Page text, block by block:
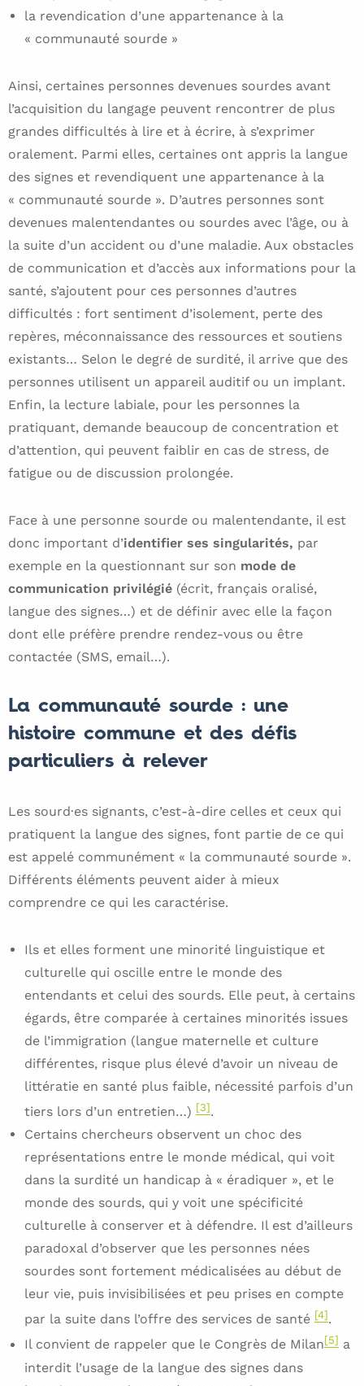
la revendication d’une appartenance à la
« communauté sourde »
Ainsi, certaines personnes devenues sourdes avant
l’acquisition du langage peuvent rencontrer de plus
grandes difficultés à lire et à écrire, à s’exprimer
oralement. Parmi elles, certaines ont appris la langue
des signes et revendiquent une appartenance à la
« communauté sourde ». D’autres personnes sont
devenues malentendantes ou sourdes avec l’âge, ou à
la suite d’un accident ou d’une maladie. Aux obstacles
de communication et d’accès aux informations pour la
santé, s’ajoutent pour ces personnes d’autres
difficultés : fort sentiment d’isolement, perte des
repères, méconnaissance des ressources et soutiens
existants… Selon le degré de surdité, il arrive que des
personnes utilisent un appareil auditif ou un implant.
Enfin, la lecture labiale, pour les personnes la
pratiquant, demande beaucoup de concentration et
d’attention, qui peuvent faiblir en cas de stress, de
fatigue ou de discussion prolongée.
Face à une personne sourde ou malentendante, il est
donc important d’identifier ses singularités, par
exemple en la questionnant sur son mode de
communication privilégié (écrit, français oralisé,
langue des signes…) et de définir avec elle la façon
dont elle préfère prendre rendez-vous ou être
contactée (SMS, email…).
La communauté sourde : une
histoire commune et des défis
particuliers à relever
Les sourd·es signants, c’est-à-dire celles et ceux qui
pratiquent la langue des signes, font partie de ce qui
est appelé communément « la communauté sourde ».
Différents éléments peuvent aider à mieux
comprendre ce qui les caractérise.
Ils et elles forment une minorité linguistique et
culturelle qui oscille entre le monde des
entendants et celui des sourds. Elle peut, à certains
égards, être comparée à certaines minorités issues
de l’immigration (langue maternelle et culture
différentes, risque plus élevé d’avoir un niveau de
littératie en santé plus faible, nécessité parfois d’un
tiers lors d’un entretien…) [3].
Certains chercheurs observent un choc des
représentations entre le monde médical, qui voit
dans la surdité un handicap à « éradiquer », et le
monde des sourds, qui y voit une spécificité
culturelle à conserver et à défendre. Il est d’ailleurs
paradoxal d’observer que les personnes nées
sourdes sont fortement médicalisées au début de
leur vie, puis invisibilisées et peu prises en compte
par la suite dans l’offre des services de santé [4].
Il convient de rappeler que le Congrès de Milan[5] a
interdit l’usage de la langue des signes dans